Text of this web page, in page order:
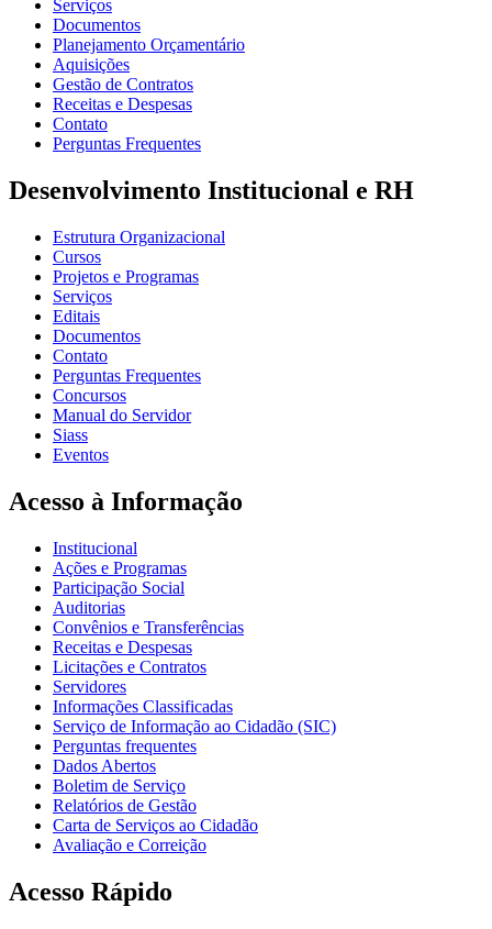
Serviços
Documentos
Planejamento Orçamentário
Aquisições
Gestão de Contratos
Receitas e Despesas
Contato
Perguntas Frequentes
Desenvolvimento Institucional e RH
Estrutura Organizacional
Cursos
Projetos e Programas
Serviços
Editais
Documentos
Contato
Perguntas Frequentes
Concursos
Manual do Servidor
Siass
Eventos
Acesso à Informação
Institucional
Ações e Programas
Participação Social
Auditorias
Convênios e Transferências
Receitas e Despesas
Licitações e Contratos
Servidores
Informações Classificadas
Serviço de Informação ao Cidadão (SIC)
Perguntas frequentes
Dados Abertos
Boletim de Serviço
Relatórios de Gestão
Carta de Serviços ao Cidadão
Avaliação e Correição
Acesso Rápido